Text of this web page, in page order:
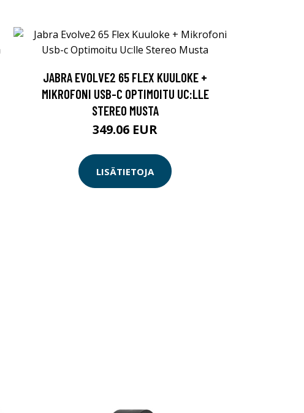
JABRA EVOLVE2 65 FLEX KUULOKE +
MIKROFONI USB-C OPTIMOITU UC:LLE
STEREO MUSTA
349.06 EUR
LISÄTIETOJA